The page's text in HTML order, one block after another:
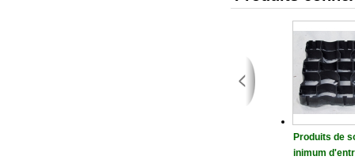
Produits de
inimum